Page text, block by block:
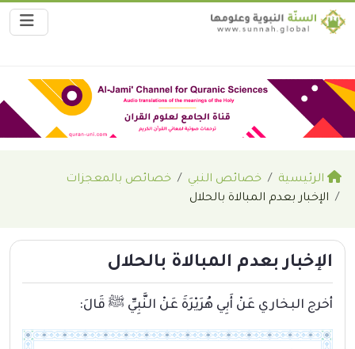
الرئيسية خصائص النبي
خصائص بالمعجزات
الإخبار بعدم المبالاة بالحلال
الإخبار بعدم المبالاة بالحلال
أخرج البخاري عَنْ أَبِي هُرَيْرَةَ عَنْ النَّبِيِّ ﷺ قَالَ: